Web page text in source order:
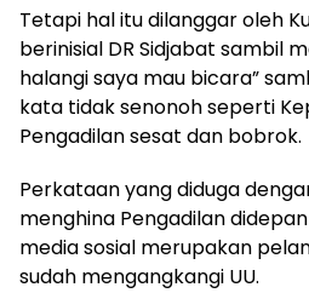
Tetapi hal itu dilanggar oleh
berinisial DR Sidjabat sambil
halangi saya mau bicara”
kata tidak senonoh seperti
Pengadilan sesat dan bobrok.
Perkataan yang diduga
menghina Pengadilan
media sosial merupakan
sudah mengangkangi UU.